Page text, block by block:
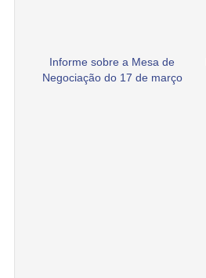
Informe sobre a Mesa de
Negociação do 17 de março